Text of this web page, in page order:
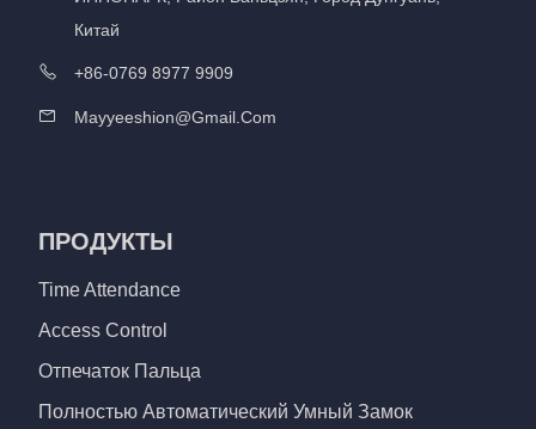
Китай
+86-0769 8977 9909
Mayyeeshion@gmail.com
ПРОДУКТЫ
Time Attendance
Access Control
Отпечаток Пальца
Полностью Автоматический Умный Замок